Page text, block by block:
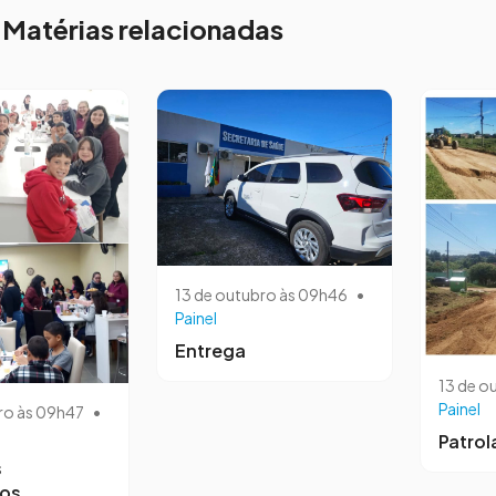
Matérias relacionadas
às 09h47 •
13 de outubro às 09h46 •
Painel
Entrega
13 de
Painel